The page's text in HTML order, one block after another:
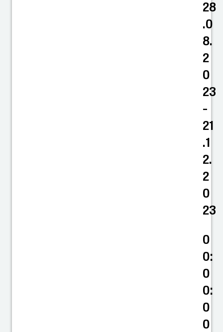
28
.0
8.
2
0
23
-
21
.1
2.
2
0
23
0
0:
0
0:
0
0